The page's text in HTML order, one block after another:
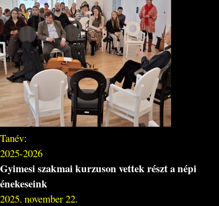
Tanév:
2025-2026
Gyimesi szakmai kurzuson vettek részt a népi
énekeseink
2025. november 22.